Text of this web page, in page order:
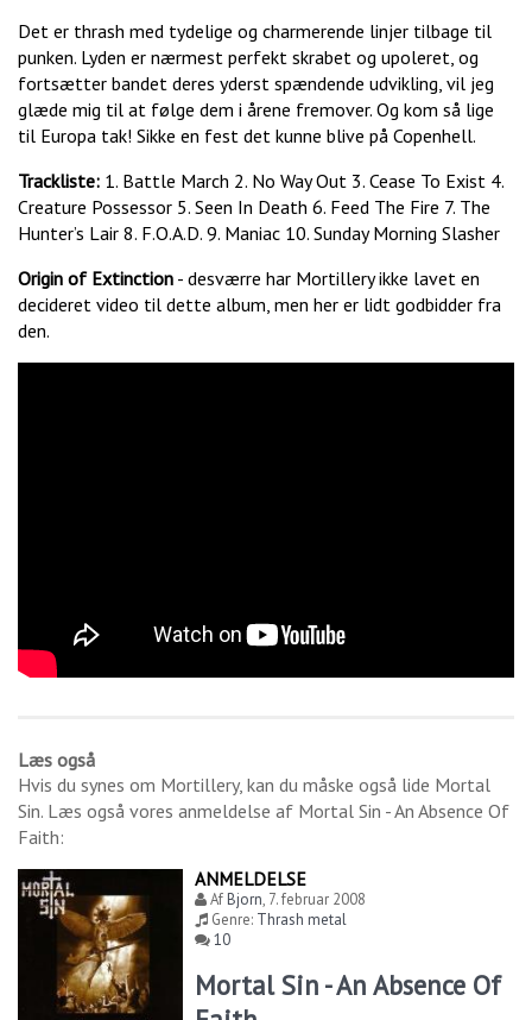
Det er thrash med tydelige og charmerende linjer tilbage til
punken. Lyden er nærmest perfekt skrabet og upoleret, og
fortsætter bandet deres yderst spændende udvikling, vil jeg
glæde mig til at følge dem i årene fremover. Og kom så lige
til Europa tak! Sikke en fest det kunne blive på Copenhell.
Trackliste: 1. Battle March 2. No Way Out 3. Cease To Exist 4.
Creature Possessor 5. Seen In Death 6. Feed The Fire 7. The
Hunter’s Lair 8. F.O.A.D. 9. Maniac 10. Sunday Morning Slasher
Origin of Extinction - desværre har Mortillery ikke lavet en
decideret video til dette album, men her er lidt godbidder fra
den.
Læs også
Hvis du synes om Mortillery, kan du måske også lide Mortal
Sin. Læs også vores anmeldelse af Mortal Sin - An Absence Of
Faith:
ANMELDELSE
AfBjorn, 7. februar 2008
Genre: Thrash metal
10
Mortal Sin - An Absence Of